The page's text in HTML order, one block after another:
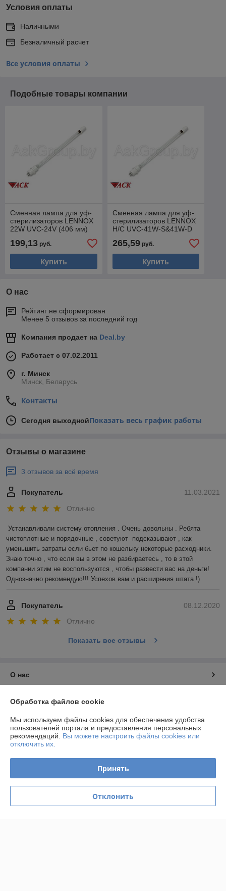
Условия оплаты
Наличными
Безналичный расчет
Все условия оплаты
Подобные товары компании
Сменная лампа для уф-
стерилизаторов LENNOX
22W UVC-24V (406 мм)
199,13 руб.
Купить
Сменная лампа для уф-
стерилизаторов LENNOX
H/C UVC-41W-S&41W-D
265,59руб.
Купить
О нас
Рейтинг не сформирован
Менее 5 отзывов за последний год
Компания продает на Deal.by
Работает с 07.02.2011
г. Минск
Минск, Беларусь
Контакты
Сегодня выходнойПоказать весь график работы
Отзывы о магазине
3 отзывов за всё время
11.03.2021
Покупатель
Отлично
Устанавливали систему отопления . Очень довольны . Ребята
чистоплотные и порядочные , советуют -подсказывают , как
уменьшить затраты если бьет по кошельку некоторые расходники.
Знаю точно , что если вы в этом не разбираетесь , то в этой
компании этим не воспользуются , чтобы развести вас на деньги!
Однозначно рекомендую!!! Успехов вам и расширения штата !)
08.12.2020
Покупатель
Отлично
Показать все отзывы
О нас
Контакты
Доставка и оплата
График работы
Политика обработки cookies
Обработка файлов cookie
Мы используем файлы cookies для обеспечения удобства
пользователей портала и предоставления персональных
рекомендаций. Вы можете настроить файлы cookies или
отключить их.
Принять
Отклонить